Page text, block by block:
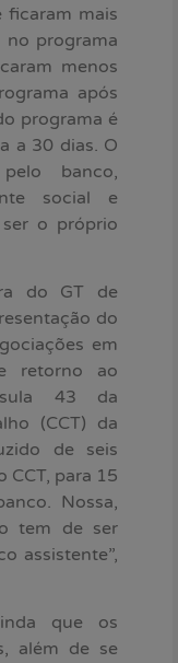
ficaram mais
no programa
menos
após
programa é
a 30 dias. O
banco,
social e
o próprio
do GT de
do
em
retorno ao
43 da
(CCT) da
de seis
CCT, para 15
Nossa,
tem de ser
assistente”,
que os
além de se